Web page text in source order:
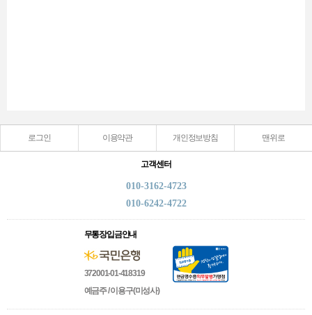
로그인 이용약관 개인정보방침 맨위로
고객센터
010-3162-4723
010-6242-4722
무통장입금안내
372001-01-418319
예금주 / 이용구(미성사)